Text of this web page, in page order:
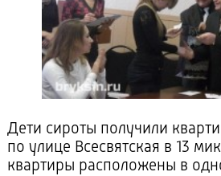
Дети сироты получили
по улице Всесвятская в 13
квартиры расположены в